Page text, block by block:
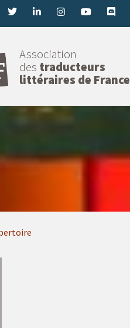
Association
des traducteurs
littéraires de France